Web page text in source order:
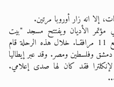
إلا انه زار أوروبا مرتين.
عام 1924 ليشارك في مؤتمر الأديان ويفتتح مسجد "بيت
الفضل" في 19 تشرين الثاني (نوفمبر) مع 11 مرافقـا. خلال هذه الرحلة قام
وفلسطين ومصر. وقد عبر إيطاليا
لإنكلترا فقد كان لها صدى إعلامي.